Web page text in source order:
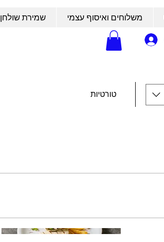
שמירת שולחן משלוחים ואיסוף עצמי
טורטיות